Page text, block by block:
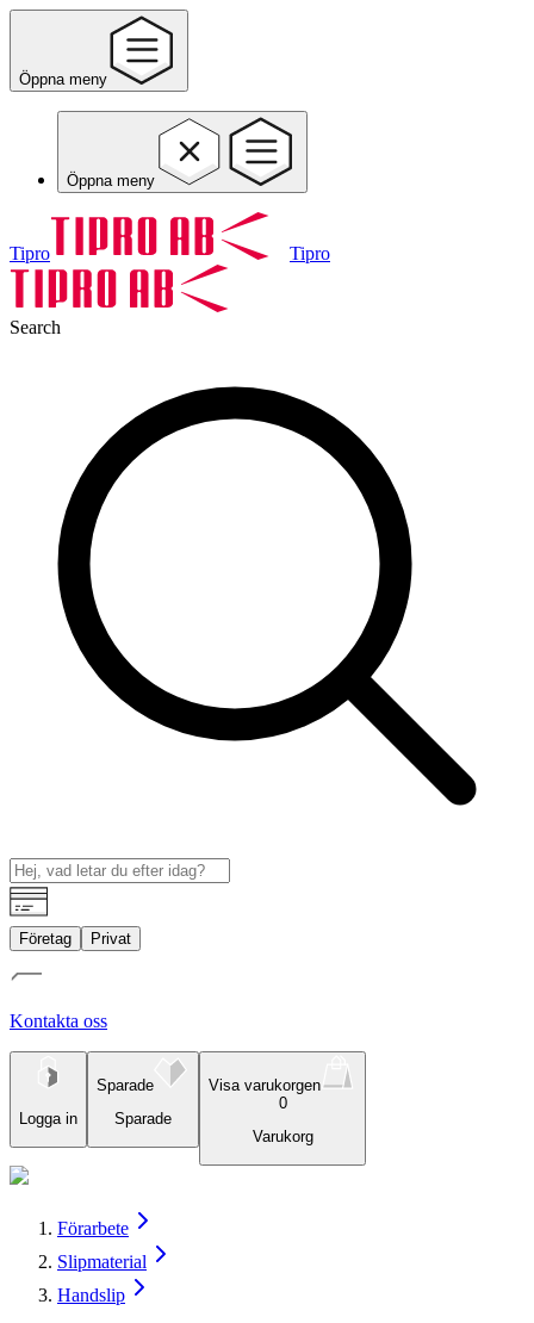
Öppna meny
Öppna meny
Tipro Tipro
Search
Företag Privat
Kontakta oss
Logga in
Sparade
Sparade
Visa varukorgen
0
Varukorg
Förarbete
Slipmaterial
Handslip